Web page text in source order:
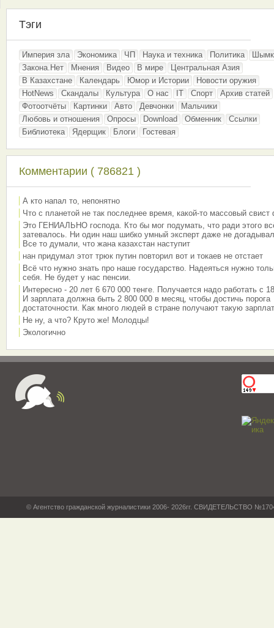
Тэги
Империя зла Экономика ЧП Наука и техника Политика
Закона.Нет
Мнения Видео В мире
Центральная Азия
В Казахстане
Календарь Юмор и Истории
Новости оружия
HotNews
Скандалы Культура О нас IT Спорт
Архив статей
Фотоотчёты
Картинки Авто Девчонки
Мальчики
Любовь и отношения
Опросы Download Обменник
Ссылки
Библиотека
Ядерщик Блоги Гостевая
Комментарии ( 786821 )
А кто напал то, непонятно
Что с планетой не так последнее время, какой-то массовый свист
Это ГЕНИАЛЬНО господа. Кто бы мог подумать, что ради этого
затевалось. Ни один наш шибко умный эксперт даже не
Все то думали, что жана казахстан наступит
нан придумал этот трюк путин повторил вот и токаев не отстает
Всё что нужно знать про наше государство. Надеяться нужно
себя. Не будет у нас пенсии.
Интересно - 20 лет 6 670 000 тенге. Получается надо работать с
И зарплата должна быть 2 800 000 в месяц, чтобы достичь порога
достаточности. Как много людей в стране получают такую
Не ну, а что? Круто же! Молодцы!
Экологично
© Агентство гражданской журналистики 2006- 2026гг. СВИДЕТЕЛЬСТВО